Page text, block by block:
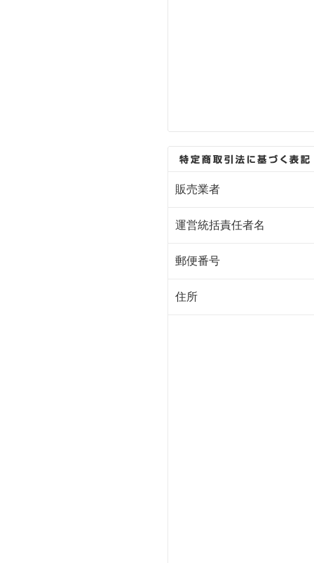
販売業者
運営統括責任者名
郵便番号
住所